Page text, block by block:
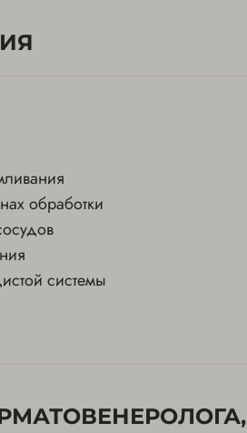
обработки
системы